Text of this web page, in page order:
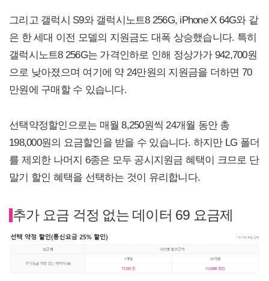
그리고 갤럭시 S9와 갤럭시노트8 256G, iPhone X 64G와 같
은 한 세대 이전 모델의 지원금도 대폭 상승했습니다. 특히
갤럭시노트8 256G는 가격인하로 인해 정상가가 942,700원
으로 낮아졌으며 여기에 약 24만원의 지원금을 더하면 70
만원에 구매할 수 있습니다.
선택약정할인으로는 매월 8,250원씩 24개월 동안 총
198,000원의 요금할인을 받을 수 있습니다. 하지만 LG 폴더
를 제외한 나머지 6종은 모두 공시지원금 혜택이 크므로 단
말기 할인 혜택을 선택하는 것이 유리합니다.
추가 요금 걱정 없는 데이터 69 요금제